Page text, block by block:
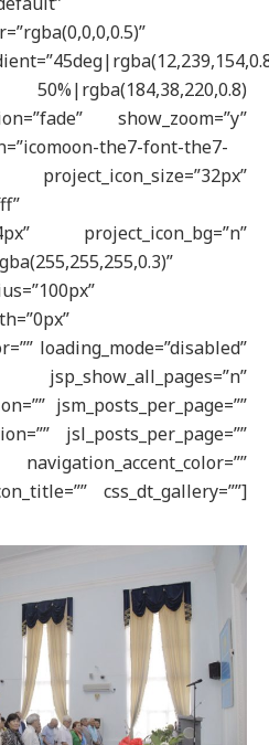
50%|rgba(184,38,220,0.8)
show_zoom=”y”
the7-font-the7-
project_icon_bg=”n”
loading_mode=”disabled”
jsp_show_all_pages=”n”
jsm_posts_per_page=””
jsl_posts_per_page=””
navigation_accent_color=””
css_dt_gallery=””]